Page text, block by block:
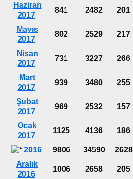
Haziran
2017
841 2482 201
Mayıs
2017
802 2529 217
Nisan
2017
731 3227 266
Mart
2017
939 3480 255
Şubat
2017
969 2532 157
Ocak
2017
1125 4136 186
2016 9806 34590 2628
Aralık
2016
1006 2658 205